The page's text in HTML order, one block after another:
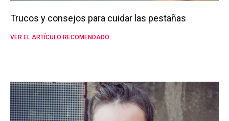
Trucos y consejos para cuidar las pestañas
VER EL ARTÍCULO RECOMENDADO